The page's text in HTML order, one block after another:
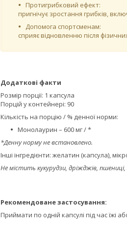
Протигрибковий ефект:
пригнічує зростання грибків,
Допомога спортсменам:
сприяє відновленню після
Додаткові факти
Розмір порції: 1 капсула
Порцій у контейнері: 90
Кількість на порцію / % денної норми:
Монолаурин – 600 мг / *
*Денну норму не встановлено.
Інші інгредієнти: желатин (капсула),
Не містить кукурудзи, дріжджів,
Рекомендоване застосування:
Приймати по одній капсулі під час їжі